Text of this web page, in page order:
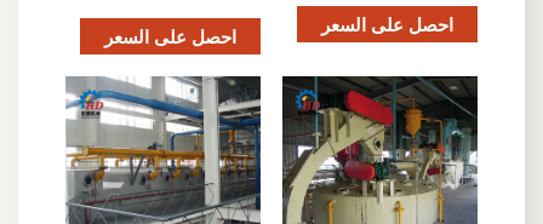
احصل على السعر احصل على السعر